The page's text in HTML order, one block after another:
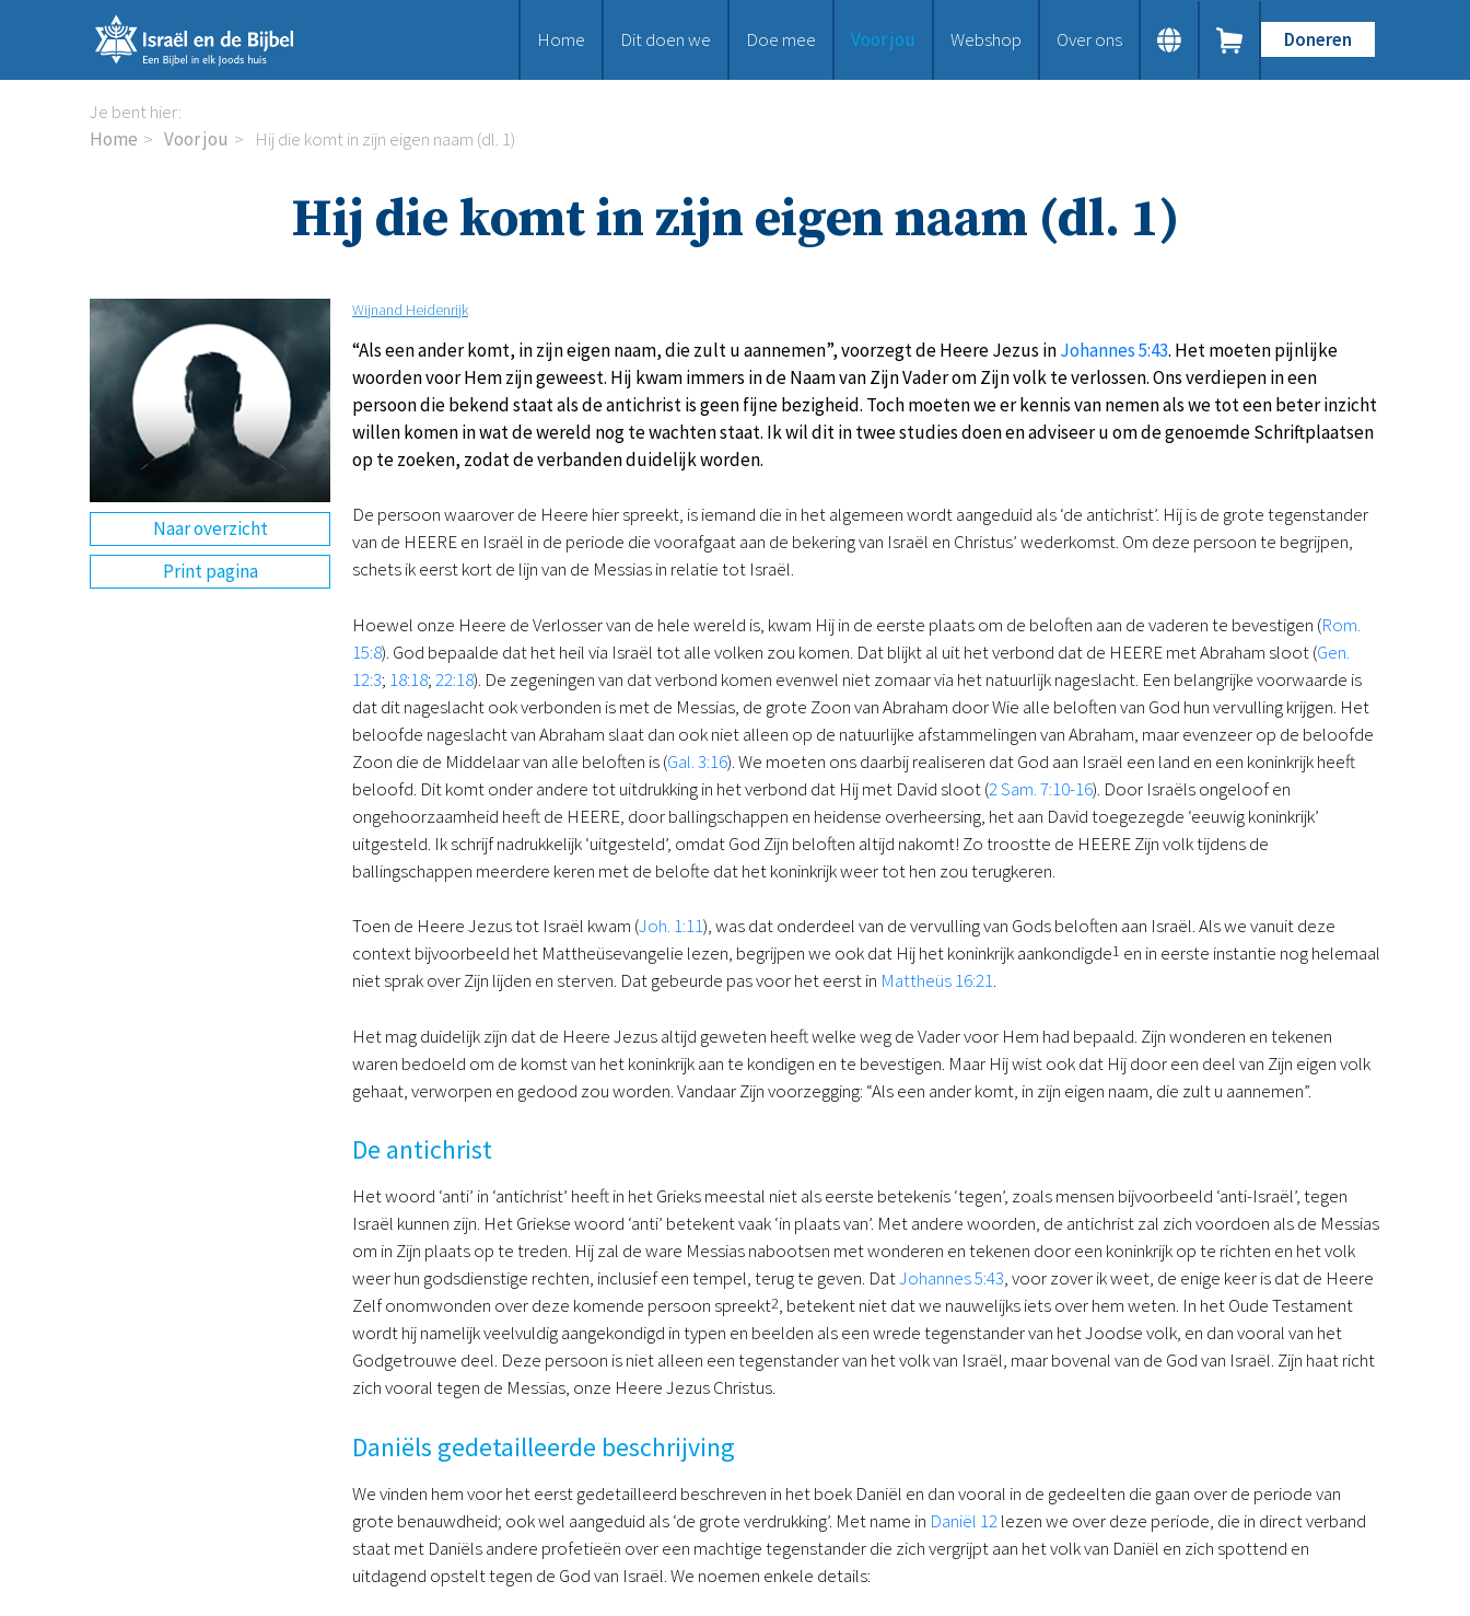
Home Dit doen we Doe mee Voor jou Webshop Over ons Doneren
Je bent hier:
Home
Voor jou Hij die komt in zijn eigen naam (dl. 1)
Hij die komt in zijn eigen naam (dl. 1)
Naar overzicht
Print pagina
Wijnand Heidenrijk
“Als een ander komt, in zijn eigen naam, die zult u aannemen”, voorzegt de Heere Jezus inJohannes 5:43. Het moeten pijnlijke
woorden voor Hem zijn geweest. Hij kwam immers in de Naam van Zijn Vader om Zijn volk te verlossen. Ons verdiepen in een
persoon die bekend staat als de antichrist is geen fijne bezigheid. Toch moeten we er kennis van nemen als we tot een beter inzicht
willen komen in wat de wereld nog te wachten staat. Ik wil dit in twee studies doen en adviseer u om de genoemde Schriftplaatsen
op te zoeken, zodat de verbanden duidelijk worden.
De persoon waarover de Heere hier spreekt, is iemand die in het algemeen wordt aangeduid als ‘de antichrist’. Hij is de grote tegenstander
van de HEERE en Israël in de periode die voorafgaat aan de bekering van Israël en Christus’ wederkomst. Om deze persoon te begrijpen,
schets ik eerst kort de lijn van de Messias in relatie tot Israël.
Hoewel onze Heere de Verlosser van de hele wereld is, kwam Hij in de eerste plaats om de beloften aan de vaderen te bevestigen (Rom.
15:8). God bepaalde dat het heil via Israël tot alle volken zou komen. Dat blijkt al uit het verbond dat de HEERE met Abraham sloot (Gen.
12:3; 18:18;22:18). De zegeningen van dat verbond komen evenwel niet zomaar via het natuurlijk nageslacht. Een belangrijke voorwaarde is
dat dit nageslacht ook verbonden is met de Messias, de grote Zoon van Abraham door Wie alle beloften van God hun vervulling krijgen. Het
beloofde nageslacht van Abraham slaat dan ook niet alleen op de natuurlijke afstammelingen van Abraham, maar evenzeer op de beloofde
Zoon die de Middelaar van alle beloften is (Gal. 3:16). We moeten ons daarbij realiseren dat God aan Israël een land en een koninkrijk heeft
beloofd. Dit komt onder andere tot uitdrukking in het verbond dat Hij met David sloot (2 Sam. 7:10-16). Door Israëls ongeloof en
ongehoorzaamheid heeft de HEERE, door ballingschappen en heidense overheersing, het aan David toegezegde ‘eeuwig koninkrijk’
uitgesteld. Ik schrijf nadrukkelijk ‘uitgesteld’, omdat God Zijn beloften altijd nakomt! Zo troostte de HEERE Zijn volk tijdens de
ballingschappen meerdere keren met de belofte dat het koninkrijk weer tot hen zou terugkeren.
Toen de Heere Jezus tot Israël kwam (Joh. 1:11), was dat onderdeel van de vervulling van Gods beloften aan Israël. Als we vanuit deze
context bijvoorbeeld het Mattheüs­evangelie lezen, begrijpen we ook dat Hij het koninkrijk aankondigde1 en in eerste instantie nog helemaal
niet sprak over Zijn lijden en sterven. Dat gebeurde pas voor het eerst in Mattheüs 16:21.
Het mag duidelijk zijn dat de Heere Jezus altijd geweten heeft welke weg de Vader voor Hem had bepaald. Zijn wonderen en tekenen
waren bedoeld om de komst van het koninkrijk aan te kondigen en te bevestigen. Maar Hij wist ook dat Hij door een deel van Zijn eigen volk
gehaat, verworpen en gedood zou worden. Vandaar Zijn voorzegging: “Als een ander komt, in zijn eigen naam, die zult u aannemen”.
De antichrist
Het woord ‘anti’ in ‘antichrist’ heeft in het Grieks meestal niet als eerste betekenis ‘tegen’, zoals mensen bijvoorbeeld ‘anti-Israël’, tegen
Israël kunnen zijn. Het Griekse woord ‘anti’ betekent vaak ‘in plaats van’. Met andere woorden, de antichrist zal zich voordoen als de Messias
om in Zijn plaats op te treden. Hij zal de ware Messias nabootsen met wonderen en tekenen door een koninkrijk op te richten en het volk
weer hun godsdienstige rechten, inclusief een tempel, terug te geven. DatJohannes 5:43, voor zover ik weet, de enige keer is dat de Heere
Zelf onomwonden over deze komende persoon spreekt2, betekent niet dat we nauwelijks iets over hem weten. In het Oude Testament
wordt hij namelijk veelvuldig aangekondigd in typen en beelden als een wrede tegenstander van het Joodse volk, en dan vooral van het
Godgetrouwe deel. Deze persoon is niet alleen een tegenstander van het volk van Israël, maar bovenal van de God van Israël. Zijn haat richt
zich vooral tegen de Messias, onze Heere Jezus Christus.
Daniëls gedetailleerde beschrijving
We vinden hem voor het eerst gedetailleerd beschreven in het boek Daniël en dan vooral in de gedeelten die gaan over de periode van
grote benauwdheid; ook wel aangeduid als ‘de grote verdrukking’. Met name in Daniël 12lezen we over deze periode, die in direct verband
staat met Daniëls andere profetieën over een machtige tegenstander die zich vergrijpt aan het volk van Daniël en zich spottend en
uitdagend opstelt tegen de God van Israël. We noemen enkele details:
Doneer
Bid mee
Schenkingen en legaten
Nodig ons uit
Podcast
Magazine
Kinderwerk
Jongerenwerk
Het Studiehuis (cursus)
Webshop
Over ons
Onze visie
Geschiedenis
Actueel
ANBI
Doneren